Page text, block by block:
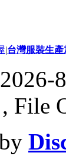
|台灣服裝生產
File